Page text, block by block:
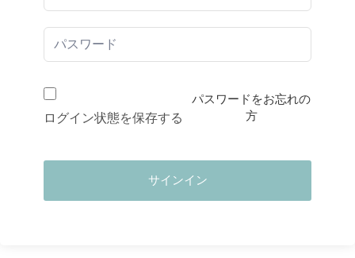
ログイン状態を保存する
パスワードをお忘れの
方
サインイン